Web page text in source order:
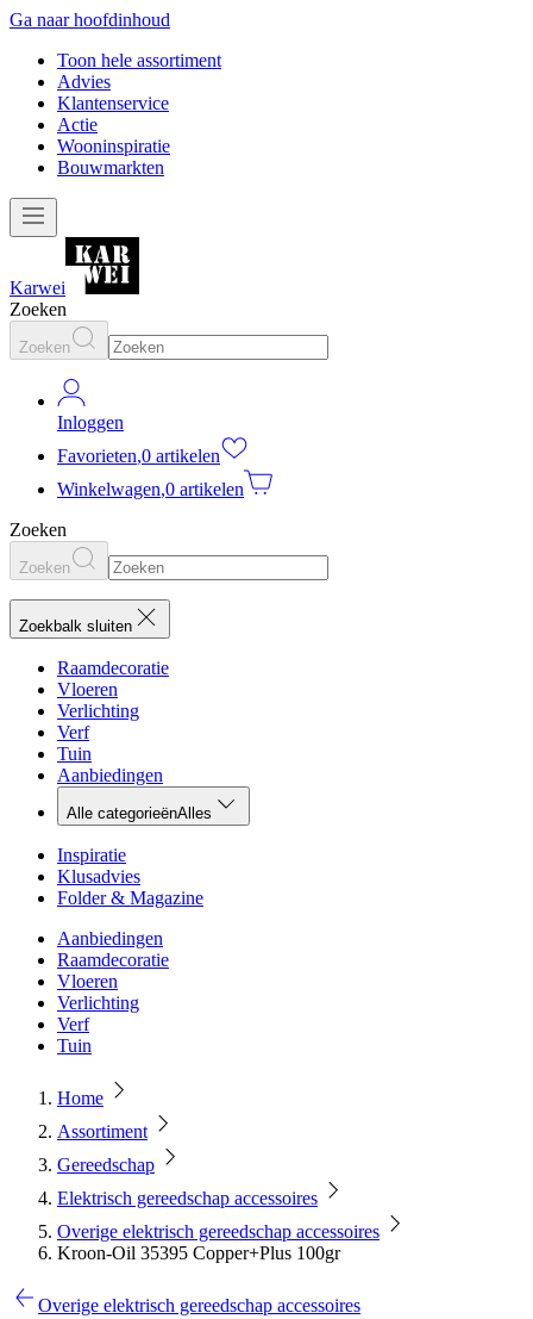
Ga naar hoofdinhoud
Toon hele assortiment
Advies
Klantenservice
Actie
Wooninspiratie
Bouwmarkten
Karwei
Zoeken
Zoeken
Inloggen
Favorieten,0 artikelen
Winkelwagen,0 artikelen
Zoeken
Zoeken
Zoekbalk sluiten
Raamdecoratie
Vloeren
Verlichting
Verf
Tuin
Aanbiedingen
Alle categorieënAlles
Inspiratie
Klusadvies
Folder & Magazine
Aanbiedingen
Raamdecoratie
Vloeren
Verlichting
Verf
Tuin
Home
Assortiment
Gereedschap
Elektrisch gereedschap accessoires
Overige elektrisch gereedschap accessoires
Kroon-Oil 35395 Copper+Plus 100gr
Overige elektrisch gereedschap accessoires